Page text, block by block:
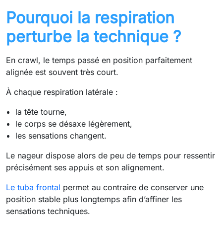
Pourquoi la respiration
perturbe la technique ?
En crawl, le temps passé en position parfaitement
alignée est souvent très court.
À chaque respiration latérale :
la tête tourne,
le corps se désaxe légèrement,
les sensations changent.
Le nageur dispose alors de peu de temps pour ressentir
précisément ses appuis et son alignement.
Le tuba frontal permet au contraire de conserver une
position stable plus longtemps afin d’affiner les
sensations techniques.